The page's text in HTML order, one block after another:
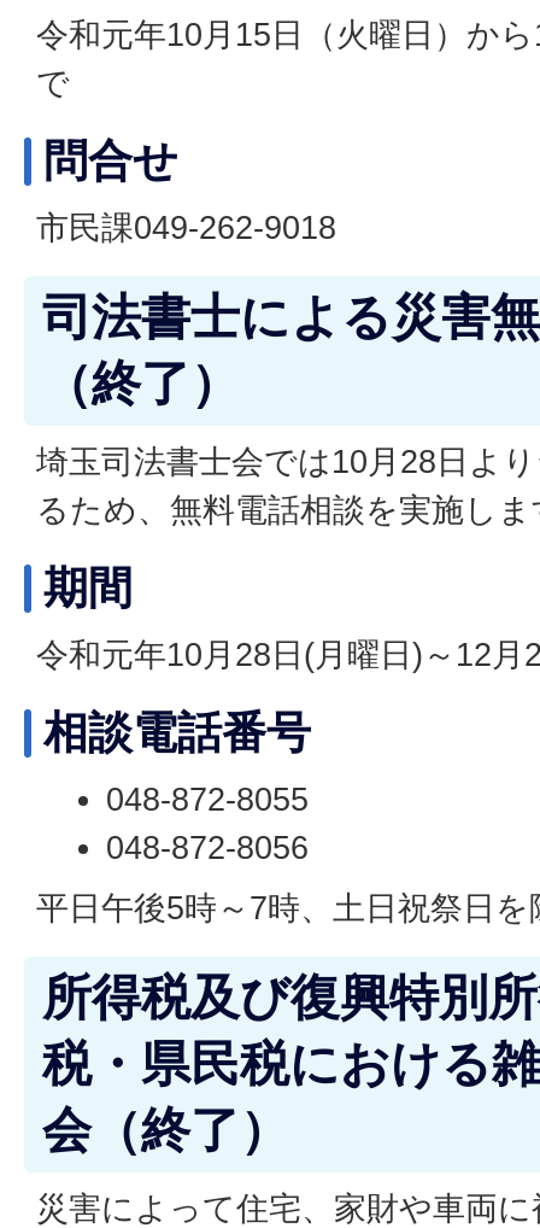
令和元年10月15日（火曜日）か
で
問合せ
市民課049-262-9018
司法書士による災害
（終了）
埼玉司法書士会では10月28日よ
るため、無料電話相談を実施し
期間
令和元年10月28日(月曜日)～12月
相談電話番号
048-872-8055
048-872-8056
平日午後5時～7時、土日祝祭日を
所得税及び復興特別
税・県民税における
会（終了）
災害によって住宅、家財や車両